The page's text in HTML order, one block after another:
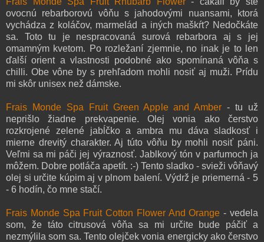
ovocnú rebarborovú vôňu s jahodovými nuansami, ktorá
vychádza z koláčov, marmelád a iných maškŕt? Nedočkáte
sa. Toto tu je nespracovaná surová rebarbora aj s jej
omamným kvetom. Po rozležaní zjemnie, no inak je to len
ďalší orient a vlastnosti podobné ako spomínaná vôňa s
chilli. Obe vône by s prehľadom mohli nosiť aj muži. Prídu
mi skôr unisex než dámske.
Frais Monde Spa Fruit Green Apple and Amber - tu už
neprišlo žiadne prekvapenie. Olej vonia ako čerstvo
rozkrojené zelené jabĺčko a ambra mu dáva sladkosť i
mierne drevitý charakter. Aj túto vôňu by mohli nosiť páni.
Veľmi sa mi páči jej výraznosť. Jablkový tón v parfumoch ja
môžem. Dobre potláča apetít. :-) Tento sladko - svieži vôňavý
olej si určite kúpim aj v plnom balení. Výdrž je priemerná - 5
- 6 hodín, čo mne stačí.
Frais Monde Spa Fruit Cotton Flower And Orange - vedela
som, že táto citrusová vôňa sa mi určite bude páčiť a
nezmýlila som sa. Tento olejček vonia energicky ako čerstvo